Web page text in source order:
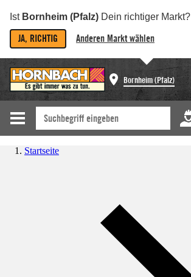
Ist Bornheim (Pfalz) Dein richtiger Markt?
JA, RICHTIG Anderen Markt wählen
Bornheim (Pfalz)
Startseite